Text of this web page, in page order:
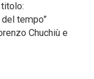
tempo”
Chuchiù e